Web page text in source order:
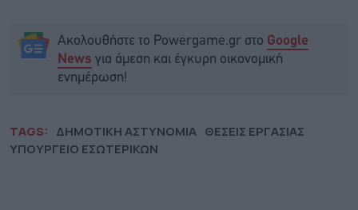
Ακολουθήστε το Powergame.gr στο Google
News για άμεση και έγκυρη οικονομική
ενημέρωση!
TAGS: ΔΗΜΟΤΙΚΗ ΑΣΤΥΝΟΜΙΑ ΘΕΣΕΙΣ ΕΡΓΑΣΙΑΣ
ΥΠΟΥΡΓΕΙΟ ΕΣΩΤΕΡΙΚΩΝ